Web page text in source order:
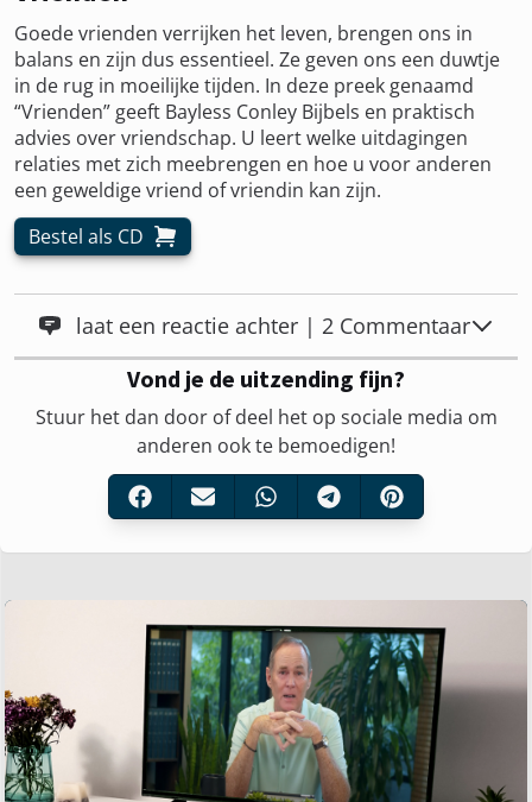
Goede vrienden verrijken het leven, brengen ons in
balans en zijn dus essentieel. Ze geven ons een duwtje
in de rug in moeilijke tijden. In deze preek genaamd
“Vrienden” geeft Bayless Conley Bijbels en praktisch
advies over vriendschap. U leert welke uitdagingen
relaties met zich meebrengen en hoe u voor anderen
een geweldige vriend of vriendin kan zijn.
Bestel als CD
laat een reactie achter | 2 Commentaar
Vond je de uitzending fijn?
Stuur het dan door of deel het op sociale media om
anderen ook te bemoedigen!